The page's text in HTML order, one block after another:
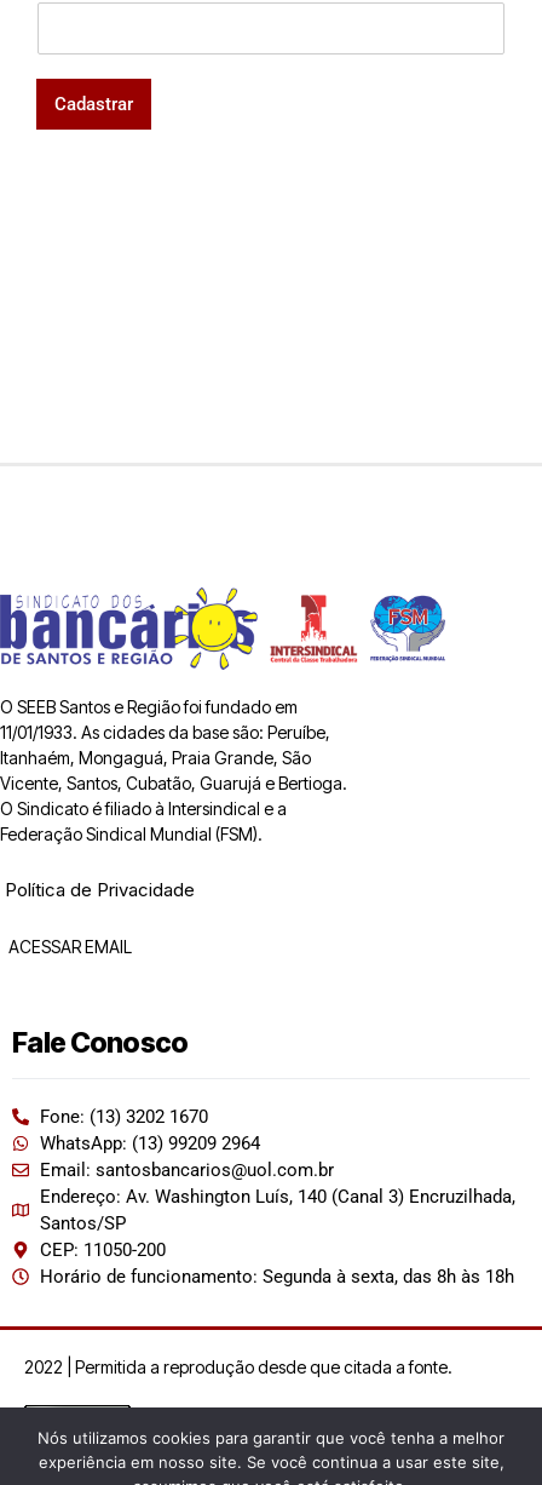
Cadastrar
O SEEB Santos e Região foi fundado em
11/01/1933. As cidades da base são: Peruíbe,
Itanhaém, Mongaguá, Praia Grande, São
Vicente, Santos, Cubatão, Guarujá e Bertioga.
O Sindicato é filiado à Intersindical e a
Federação Sindical Mundial (FSM).
Política de Privacidade
ACESSAR EMAIL
Fale Conosco
Fone: (13) 3202 1670
WhatsApp: (13) 99209 2964
Email: santosbancarios@uol.com.br
Endereço: Av. Washington Luís, 140 (Canal 3) Encruzilhada,
Santos/SP
CEP: 11050-200
Horário de funcionamento: Segunda à sexta, das 8h às 18h
2022 | Permitida a reprodução desde que citada a fonte.
Nós utilizamos cookies para garantir que você tenha a melhor
experiência em nosso site. Se você continua a usar este site,